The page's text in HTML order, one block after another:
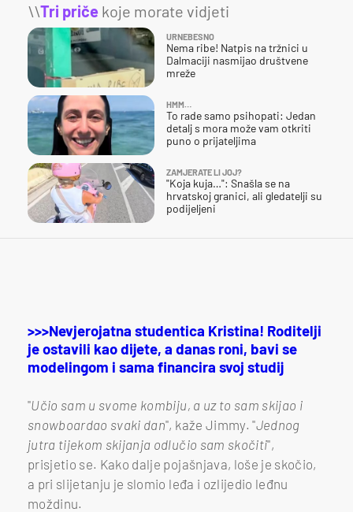
\\Tri priče koje morate vidjeti
URNEBESNO
Nema ribe! Natpis na tržnici u
Dalmaciji nasmijao društvene
mreže
HMM…
To rade samo psihopati: Jedan
detalj s mora može vam otkriti
puno o prijateljima
ZAMJERATE LI JOJ?
"Koja kuja…": Snašla se na
hrvatskoj granici, ali gledatelji su
podijeljeni
>>>Nevjerojatna studentica Kristina! Roditelji
je ostavili kao dijete, a danas roni, bavi se
modelingom i sama financira svoj studij
"Učio sam u svome kombiju, a uz to sam skijao i
snowboardao svaki dan", kaže Jimmy. "Jednog
jutra tijekom skijanja odlučio sam skočiti",
prisjetio se. Kako dalje pojašnjava, loše je skočio,
a pri slijetanju je slomio leđa i ozlijedio leđnu
moždinu.